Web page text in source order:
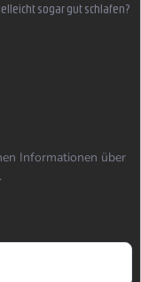
sogar gut schlafen?
Informationen über